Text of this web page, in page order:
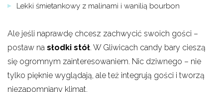
Lekki śmietankowy z malinami i wanilią bourbon
Ale jeśli naprawdę chcesz zachwycić swoich gości –
postaw na słodki stół. W Gliwicach candy bary cieszą
się ogromnym zainteresowaniem. Nic dziwnego – nie
tylko pięknie wyglądają, ale też integrują gości i tworzą
niezapomniany klimat.